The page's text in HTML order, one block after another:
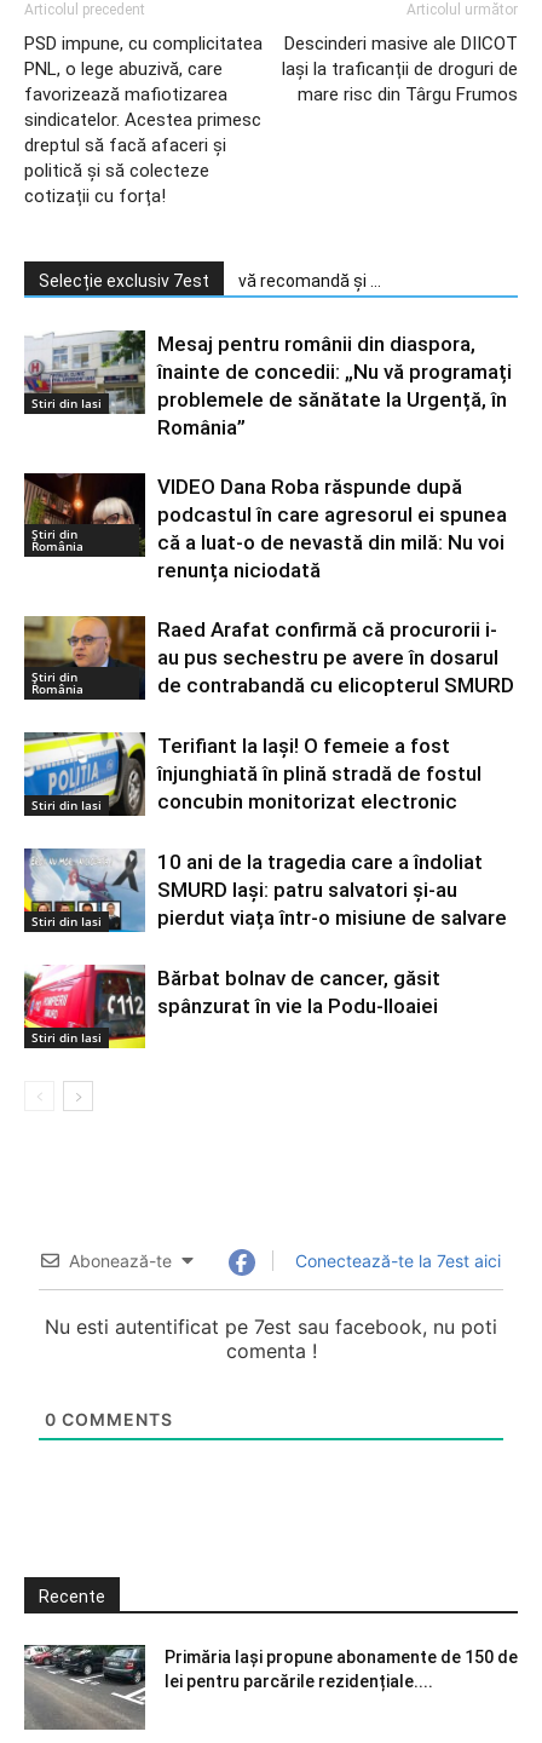
Articolul precedent
PSD impune, cu complicitatea
PNL, o lege abuzivă, care
favorizează mafiotizarea
sindicatelor. Acestea primesc
dreptul să facă afaceri și
politică și să colecteze
cotizații cu forța!
Articolul următor
Descinderi masive ale DIICOT
Iași la traficanții de droguri de
mare risc din Târgu Frumos
Selecție exclusiv 7est vă recomandă și ...
Stiri din Iasi
Mesaj pentru românii din diaspora,
înainte de concedii: „Nu vă programați
problemele de sănătate la Urgență, în
România”
Știri din
România
VIDEO Dana Roba răspunde după
podcastul în care agresorul ei spunea
că a luat-o de nevastă din milă: Nu voi
renunța niciodată
Știri din
România
Raed Arafat confirmă că procurorii i-
au pus sechestru pe avere în dosarul
de contrabandă cu elicopterul SMURD
Stiri din Iasi
Terifiant la Iași! O femeie a fost
înjunghiată în plină stradă de fostul
concubin monitorizat electronic
Stiri din Iasi
10 ani de la tragedia care a îndoliat
SMURD Iași: patru salvatori și-au
pierdut viața într-o misiune de salvare
Stiri din Iasi
Bărbat bolnav de cancer, găsit
spânzurat în vie la Podu-Iloaiei
Abonează-te Conectează-te la 7est aici
Nu esti autentificat pe 7est sau facebook, nu poti
comenta !
0 COMMENTS
Recente
Primăria Iași propune abonamente de 150 de
lei pentru parcările rezidențiale....